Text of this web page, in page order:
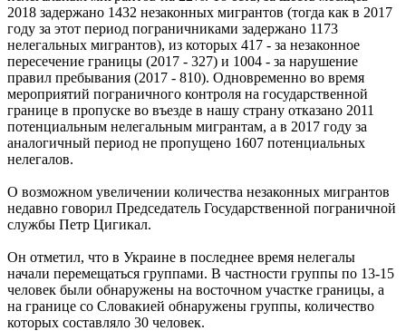
2018 задержано 1432 незаконных мигрантов (тогда как в 2017
году за этот период пограничниками задержано 1173
нелегальных мигрантов), из которых 417 - за незаконное
пересечение границы (2017 - 327) и 1004 - за нарушение
правил пребывания (2017 - 810). Одновременно во время
мероприятий пограничного контроля на государственной
границе в пропуске во въезде в нашу страну отказано 2011
потенциальным нелегальным мигрантам, а в 2017 году за
аналогичный период не пропущено 1607 потенциальных
нелегалов.
О возможном увеличении количества незаконных мигрантов
недавно говорил Председатель Государственной пограничной
службы Петр Цигикал.
Он отметил, что в Украине в последнее время нелегалы ​​
начали перемещаться группами. В частности группы по 13-15
человек были обнаружены на восточном участке границы, а
на границе со Словакией обнаружены группы, количество
которых составляло 30 человек.